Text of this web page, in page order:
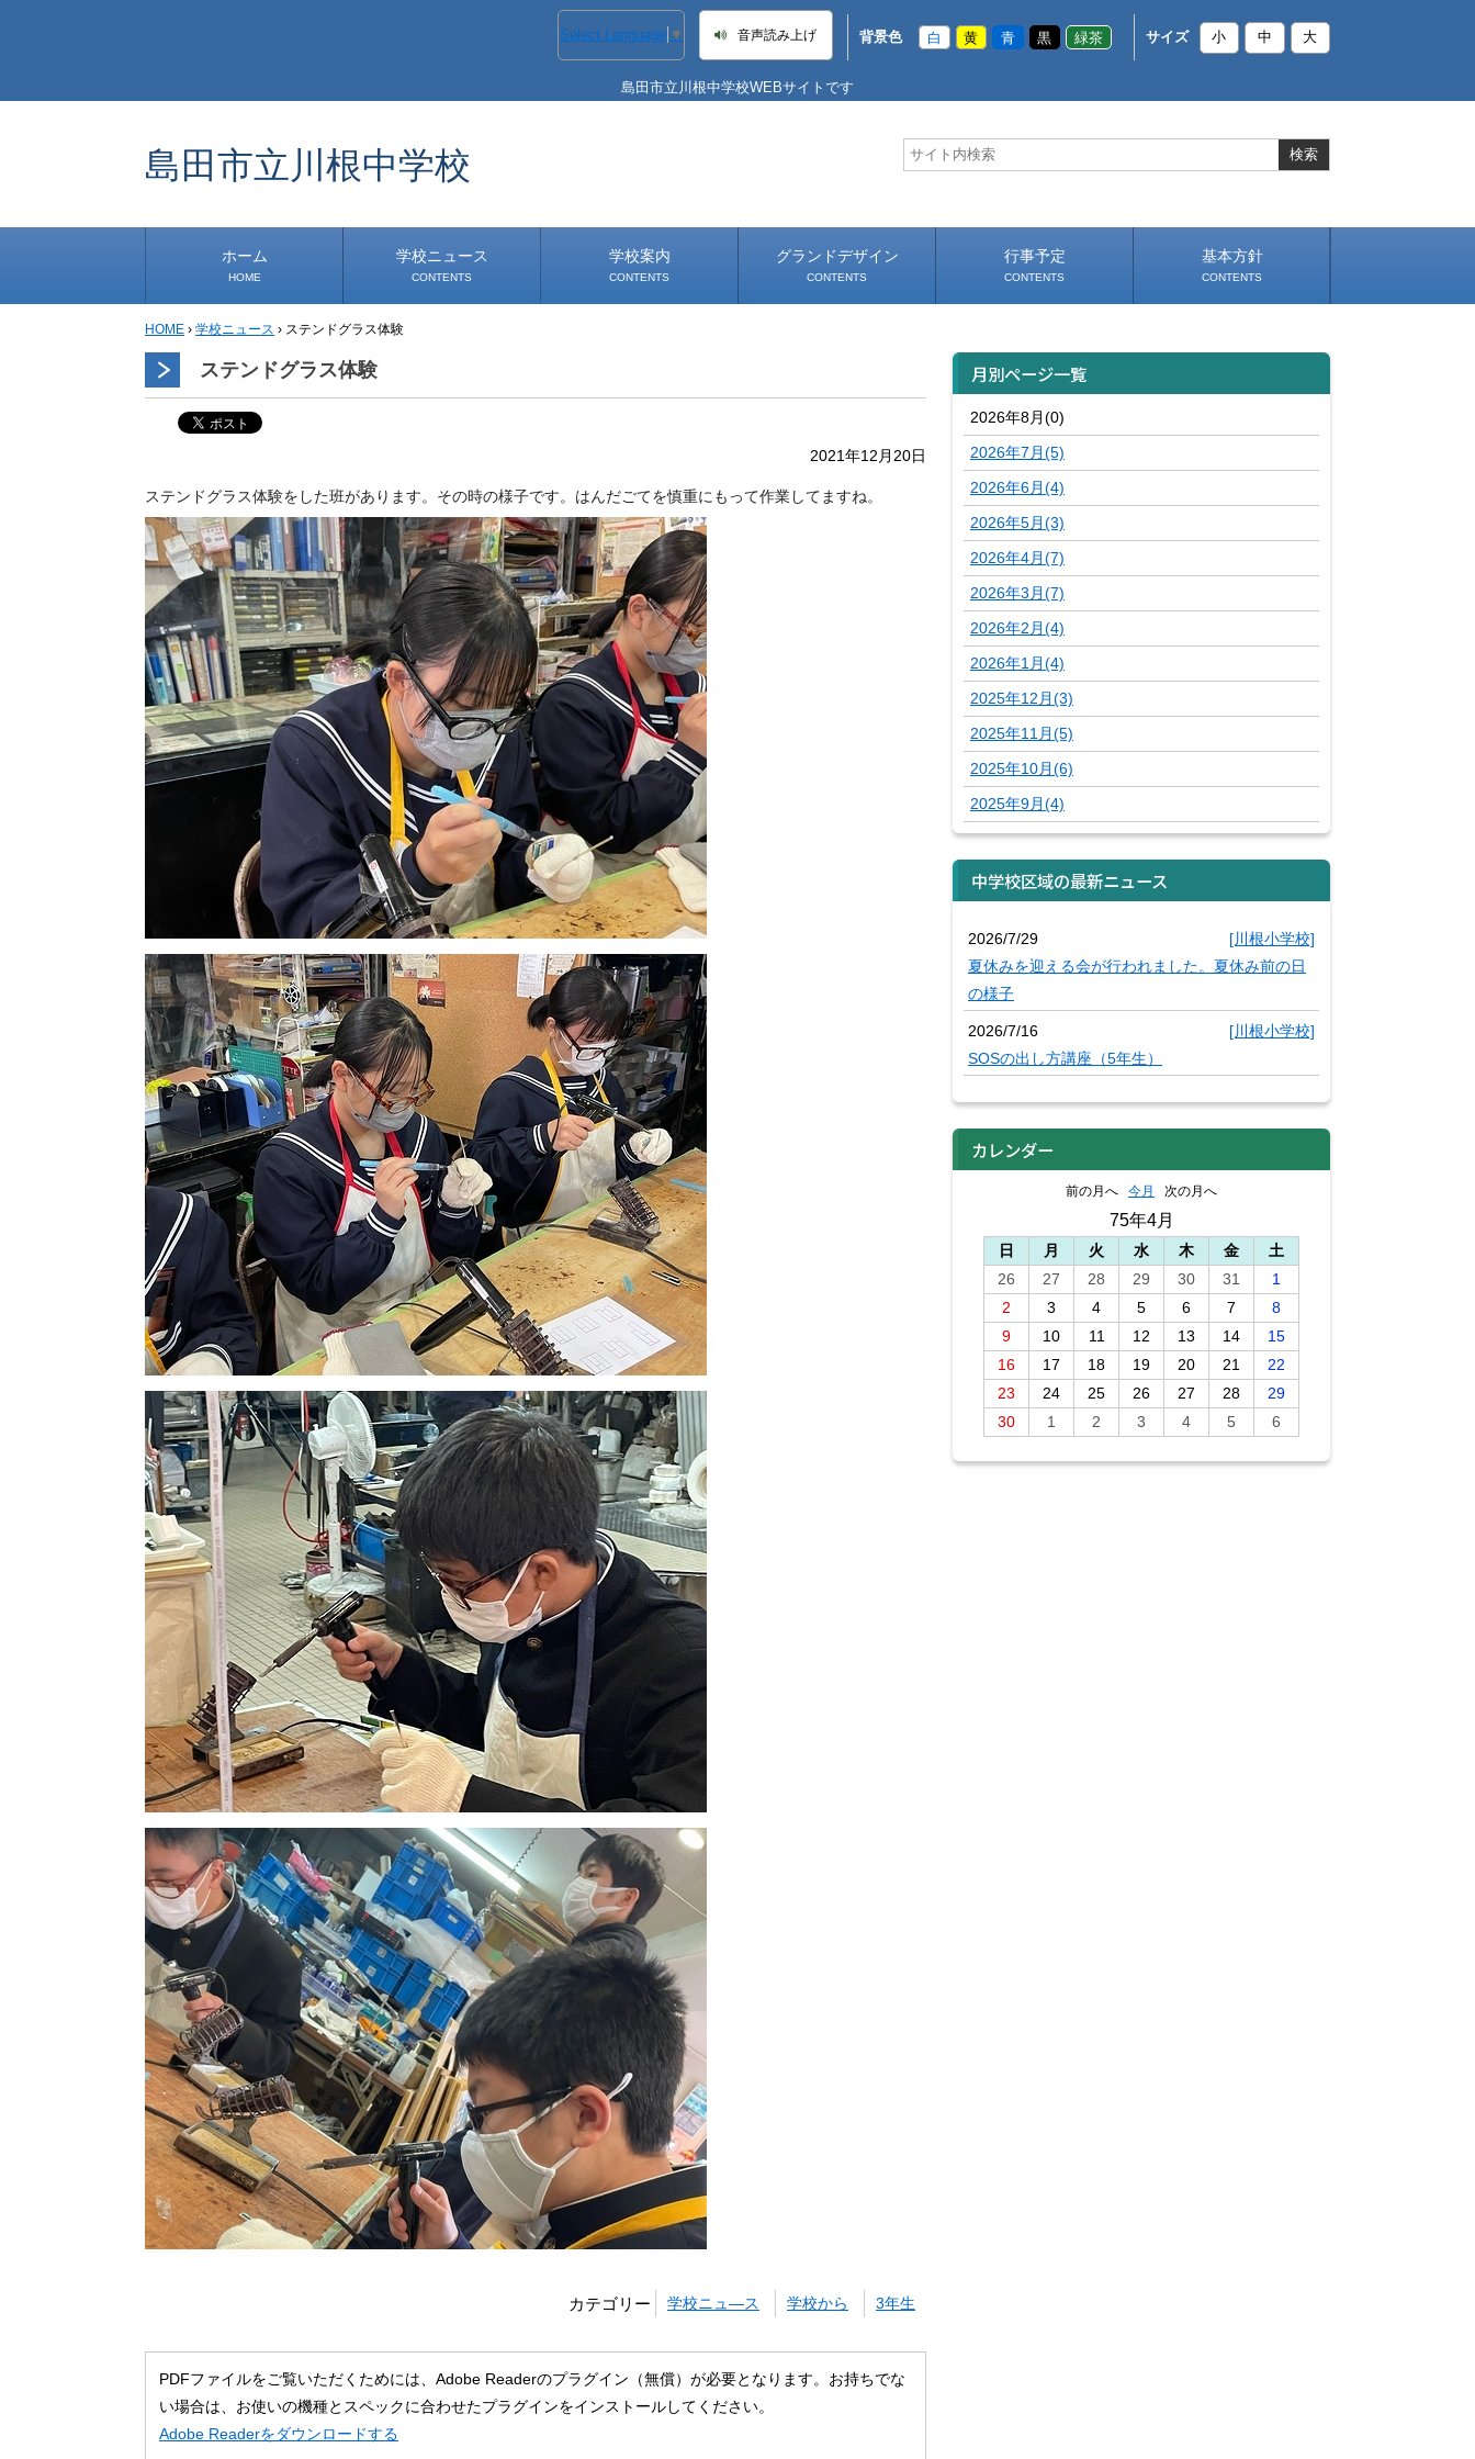
Select Language ▼ 音声読み上げ 背景色 白 黄 青 黒 緑茶 サイズ 小 中 大
島田市立川根中学校WEBサイトです
島田市立川根中学校
ホーム
HOME
学校ニュース
CONTENTS
学校から
安心・安全
1年生
2年生
3年生
事務・保健室から
児童会・部活から
研修
小中連携事業
その他
学校案内
CONTENTS
グランドデザイン
CONTENTS
行事予定
CONTENTS
基本方針
CONTENTS
HOME › 学校ニュース › ステンドグラス体験
ステンドグラス体験
2021年12月20日
ステンドグラス体験をした班があります。その時の様子です。はんだごてを慎重にもって作業してますね。
カテゴリー 学校ニュ―ス 学校から 3年生
PDFファイルをご覧いただくためには、Adobe Readerのプラグイン（無償）が必要となります。お持ちでな
い場合は、お使いの機種とスペックに合わせたプラグインをインストールしてください。
Adobe Readerをダウンロードする
月別ページ一覧
2026年8月(0)
2026年7月(5)
2026年6月(4)
2026年5月(3)
2026年4月(7)
2026年3月(7)
2026年2月(4)
2026年1月(4)
2025年12月(3)
2025年11月(5)
2025年10月(6)
2025年9月(4)
中学校区域の最新ニュース
2026/7/29
[川根小学校]
夏休みを迎える会が行われました。夏休み前の日
の様子
2026/7/16
[川根小学校]
SOSの出し方講座（5年生）
カレンダー
前の月へ 今月 次の月へ
75年4月
日 月 火 水 木 金
土
26
27 28 29 30 31
1
2
3 4 5 6 7
8
9
10 11 12 13 14
15
16
17 18 19 20 21
22
23
24 25 26 27 28
29
30
1 2 3 4 5 6